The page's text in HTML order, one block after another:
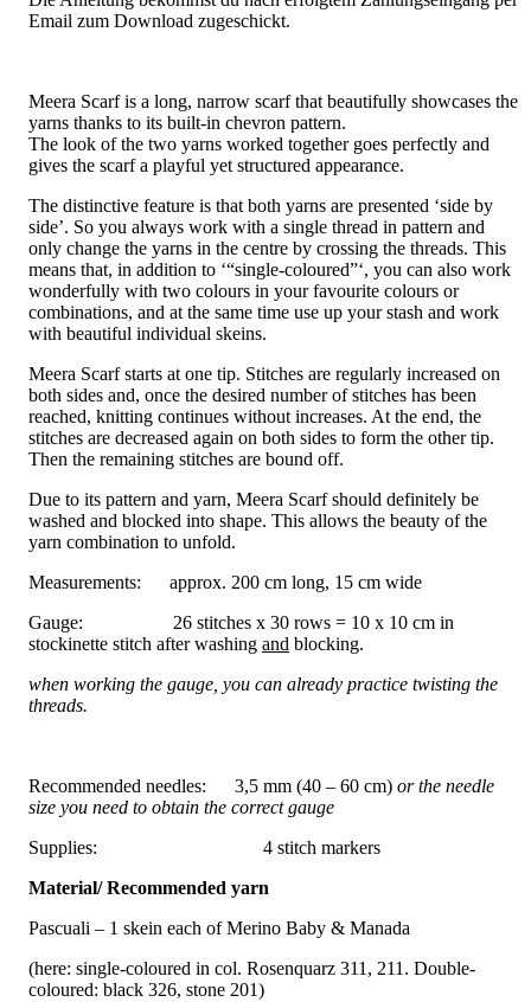
Email zum Download zugeschickt.
Meera Scarf is a long, narrow scarf that beautifully showcases the
yarns thanks to its built-in chevron pattern.
The look of the two yarns worked together goes perfectly and
gives the scarf a playful yet structured appearance.
The distinctive feature is that both yarns are presented ‘side by
side’. So you always work with a single thread in pattern and
only change the yarns in the centre by crossing the threads. This
means that, in addition to ‘“single-coloured”‘, you can also work
wonderfully with two colours in your favourite colours or
combinations, and at the same time use up your stash and work
with beautiful individual skeins.
Meera Scarf starts at one tip. Stitches are regularly increased on
both sides and, once the desired number of stitches has been
reached, knitting continues without increases. At the end, the
stitches are decreased again on both sides to form the other tip.
Then the remaining stitches are bound off.
Due to its pattern and yarn, Meera Scarf should definitely be
washed and blocked into shape. This allows the beauty of the
yarn combination to unfold.
Measurements: approx. 200 cm long, 15 cm wide
Gauge: 26 stitches x 30 rows = 10 x 10 cm in
stockinette stitch after washing and blocking.
when working the gauge, you can already practice twisting the
threads.
Recommended needles: 3,5 mm (40 – 60 cm) or the needle
size you need to obtain the correct gauge
Supplies: 4 stitch markers
Material/ Recommended yarn
Pascuali – 1 skein each of Merino Baby & Manada
(here: single-coloured in col. Rosenquarz 311, 211. Double-
coloured: black 326, stone 201)